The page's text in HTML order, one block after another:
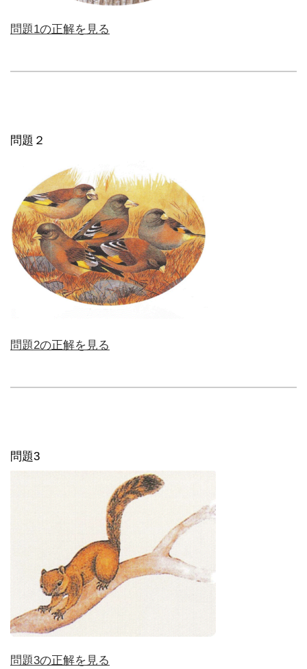
問題1の正解を見る
問題２
問題2の正解を見る
問題3
問題3の正解を見る